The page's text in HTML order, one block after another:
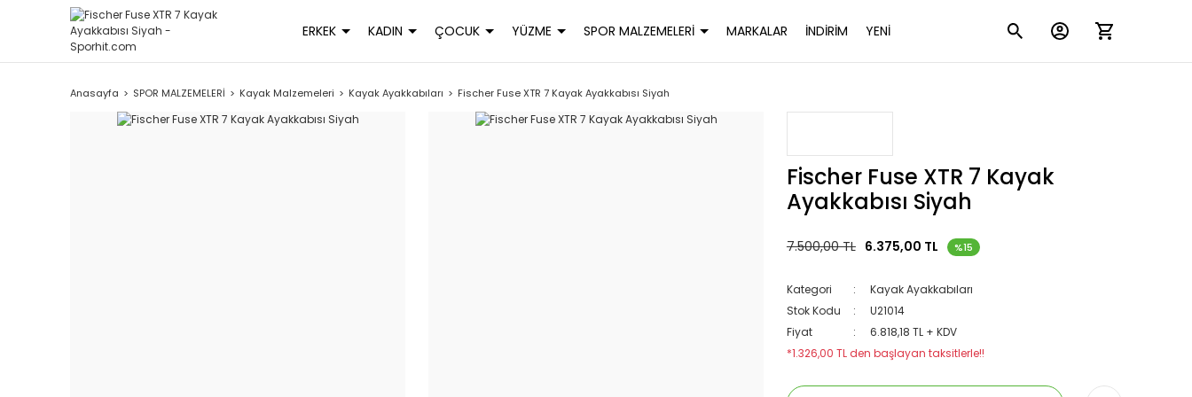
ERKEK KADIN ÇOCUK YÜZME SPOR MALZEMELERİ MARKALAR İNDİRİM YENİ
Anasayfa SPOR MALZEMELERİ Kayak Malzemeleri Kayak Ayakkabıları Fischer Fuse XTR 7 Kayak Ayakkabısı Siyah
Fischer Fuse XTR 7 Kayak
Ayakkabısı Siyah
7.500,00 TL 6.375,00 TL %15
Kategori
Kayak Ayakkabıları
Stok Kodu
U21014
Fiyat
6.818,18 TL + KDV
*1.326,00 TL den başlayan taksitlerle!!